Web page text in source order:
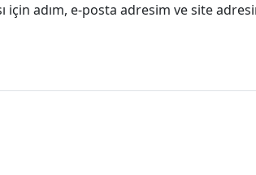
için adım, e-posta adresim ve site